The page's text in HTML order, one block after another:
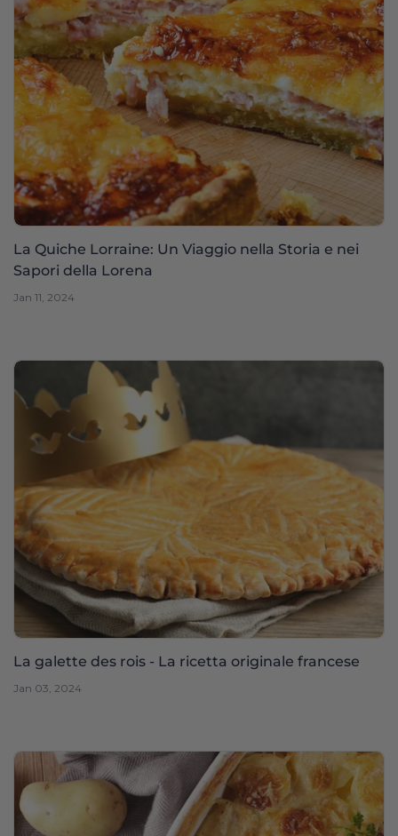
La Quiche Lorraine: Un Viaggio nella Storia e nei
Sapori della Lorena
Jan 11, 2024
La galette des rois - La ricetta originale francese
Jan 03, 2024